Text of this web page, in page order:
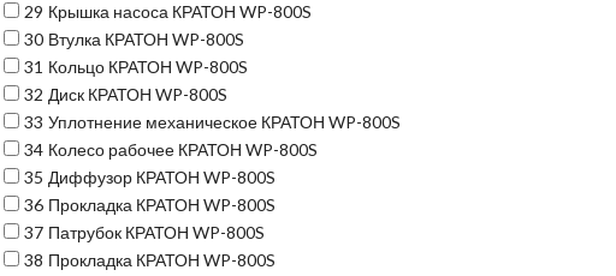
29 Крышка насоса КРАТОН WP-800S
30 Втулка КРАТОН WP-800S
31 Кольцо КРАТОН WP-800S
32 Диск КРАТОН WP-800S
33 Уплотнение механическое КРАТОН WP-800S
34 Колесо рабочее КРАТОН WP-800S
35 Диффузор КРАТОН WP-800S
36 Прокладка КРАТОН WP-800S
37 Патрубок КРАТОН WP-800S
38 Прокладка КРАТОН WP-800S